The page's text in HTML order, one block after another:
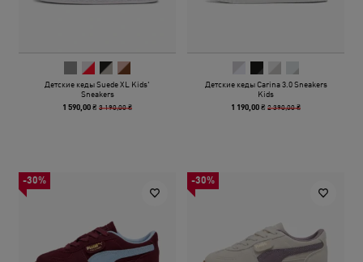
Детские кеды Suede XL Kids'
Sneakers
1 590,00 ₴ 3 190,00 ₴
Детские кеды Carina 3.0 Sneakers
Kids
1 190,00 ₴ 2 390,00 ₴
-30% -30%